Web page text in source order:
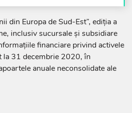
din Europa de Sud-Est”, ediția a
inclusiv sucursale şi subsidiare
financiare privind activele
la 31 decembrie 2020, în
anuale neconsolidate ale